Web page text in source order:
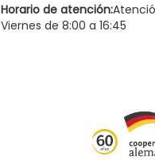
Horario de atención:
Viernes de 8:00 a 16:45